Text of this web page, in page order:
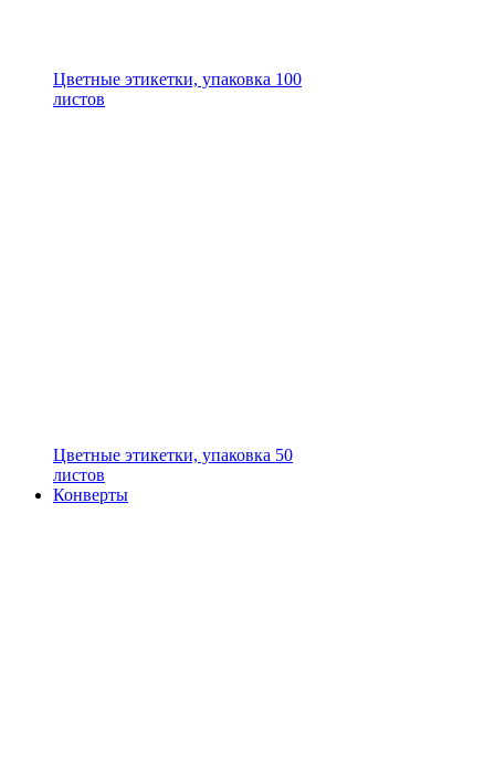
Цветные этикетки, упаковка 100
листов
Цветные этикетки, упаковка 50
листов
Конверты